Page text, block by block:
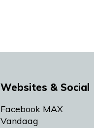
Websites & Social
Facebook MAX
Vandaag